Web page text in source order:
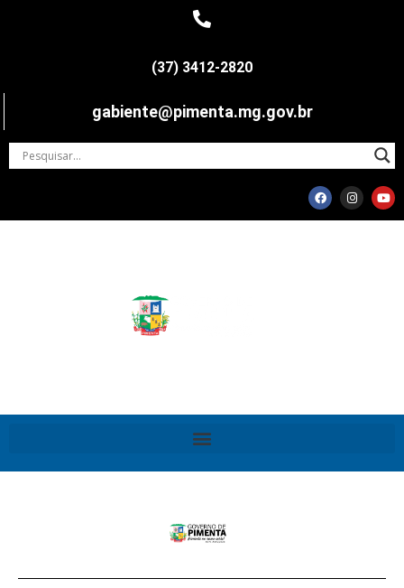
(37) 3412-2820
gabiente@pimenta.mg.gov.br